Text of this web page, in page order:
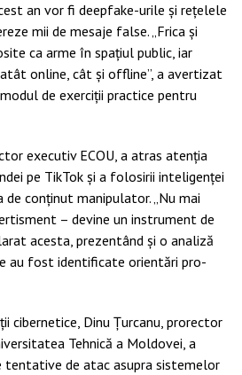
an vor fi deepfake-urile și rețelele
mii de mesaje false. „Frica și
ca arme în spațiul public, iar
online, cât și offline”, a avertizat
de exerciții practice pentru
executiv ECOU, a atras atenția
pe TikTok și a folosirii inteligenței
conținut manipulator. „Nu mai
– devine un instrument de
acesta, prezentând și o analiză
au fost identificate orientări pro-
cibernetice, Dinu Țurcanu, prorector
Tehnică a Moldovei, a
de atac asupra sistemelor